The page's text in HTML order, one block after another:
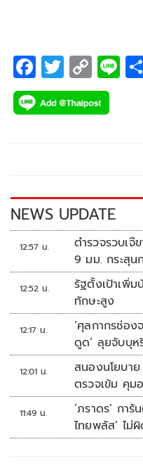
F
ac
e
k
T
wi
tt
C
o
p
k
Li
NEWS UPDATE
12:57 น.
ตำรวจรวบเจ๊
9 มม. กระสุน
12:52 น.
รัฐตั้งเป้าเพิ่ม
ทักษะสูง
12:17 น.
‘ศุลกากรช่อง
ดูด’ ลุยจับบุห
12:01 น.
สนองนโยบา
ตรวจเข้ม คุม
11:49 น.
‘ภราดร’ การั
ไทยพลัส’ ไม่